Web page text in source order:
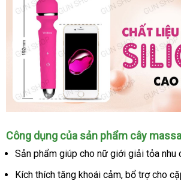
Cây
massage
cao
cấp
Công dụng thanh
toán
của sản phẩm cây
Sản phẩm giúp cho nữ giới giải tỏa nhu
Kích thích tăng khoái cảmxưởng
, bổ trợ cho